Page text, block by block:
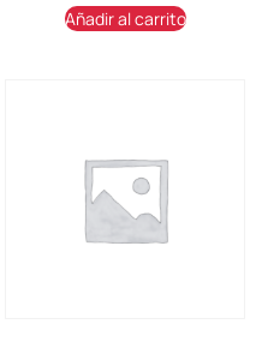
Añadir al carrito